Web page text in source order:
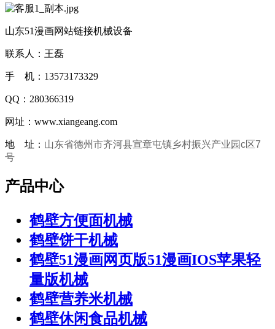
山东51漫画网站链接机械设备
联系人：王磊
手 机：13573173329
QQ：280366319
网址：www.xiangeang.com
地 址： 山东省德州市齐河县宣章屯镇乡村振兴产业园c区7
号
产品中心
鹤壁方便面机械
鹤壁饼干机械
鹤壁51漫画网页版51漫画IOS苹果轻
量版机械
鹤壁营养米机械
鹤壁休闲食品机械